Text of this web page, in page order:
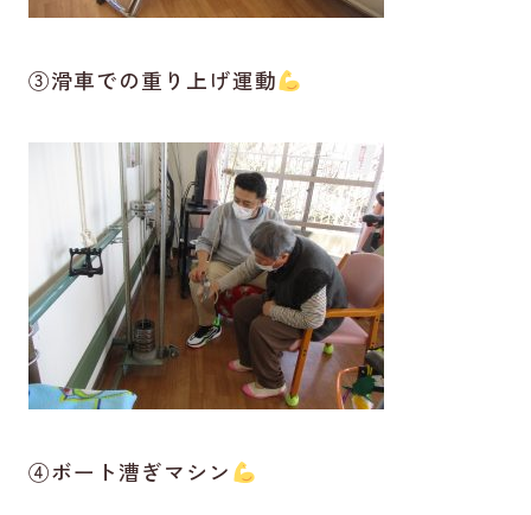
③滑車での重り上げ運動
④ボート漕ぎマシン